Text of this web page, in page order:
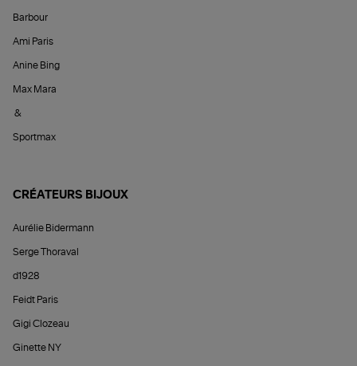
Barbour
Ami Paris
Anine Bing
Max Mara
&
Sportmax
CRÉATEURS BIJOUX
Aurélie Bidermann
Serge Thoraval
d1928
Feidt Paris
Gigi Clozeau
Ginette NY